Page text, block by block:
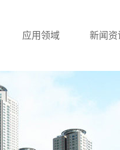
应用领域 新闻资